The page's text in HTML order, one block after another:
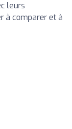
leurs
à comparer et à